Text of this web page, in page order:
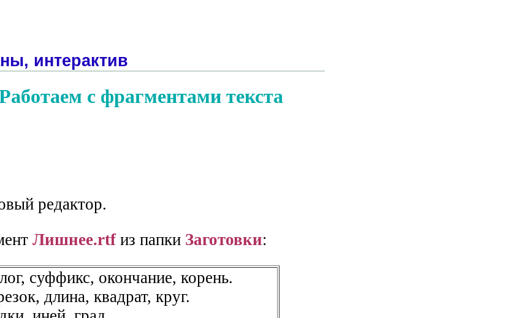
интерактив
с фрагментами текста
редактор.
Лишнеe.rtfиз папки Заготовки:
суффикс, окончание, корень.
длина, квадрат, круг.